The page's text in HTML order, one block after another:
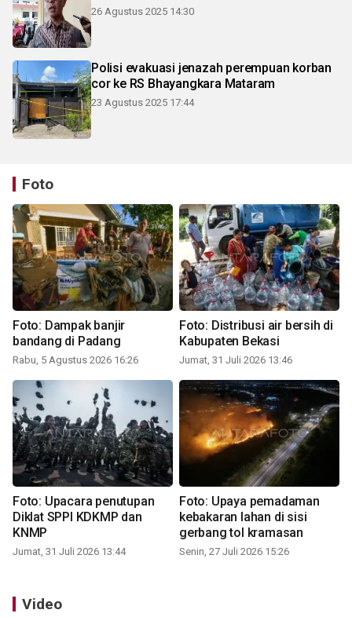
26 Agustus 2025 14:30
Polisi evakuasi jenazah perempuan korban
cor ke RS Bhayangkara Mataram
23 Agustus 2025 17:44
Foto
Foto: Dampak banjir
bandang di Padang
Rabu, 5 Agustus 2026 16:26
Foto: Distribusi air bersih di
Kabupaten Bekasi
Jumat, 31 Juli 2026 13:46
Foto: Upacara penutupan
Diklat SPPI KDKMP dan
KNMP
Jumat, 31 Juli 2026 13:44
Foto: Upaya pemadaman
kebakaran lahan di sisi
gerbang tol kramasan
Senin, 27 Juli 2026 15:26
Video